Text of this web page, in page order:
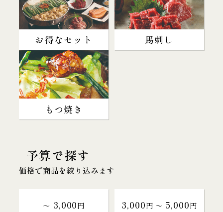
お得なセット 馬刺し
もつ焼き
予算で探す
価格で商品を絞り込みます
～ 3,000円 3,000円 〜 5,000円